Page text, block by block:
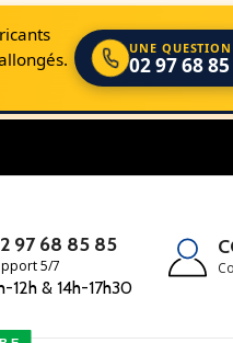
UNE
02 97 68
97 68 85 85
5/7
12h & 14h-17h30